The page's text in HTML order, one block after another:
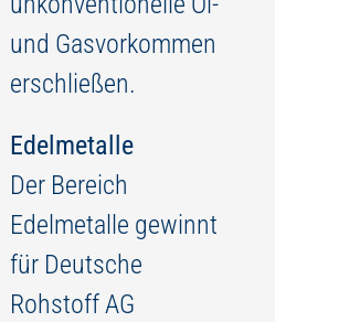
und Gasvorkommen
erschließen.
Edelmetalle
Der Bereich
Edelmetalle gewinnt
für Deutsche
Rohstoff AG